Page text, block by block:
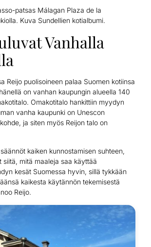
patsas Málagan Plaza de la
Kuva Sundellien kotialbumi.
Vanhalla
Reijo puolisoineen palaa Suomen kotiinsa
on vanhan kaupungin alueella 140
Omakotitalo hankittiin myydyn
vanha kaupunki on Unescon
ja siten myös Reijon talo on
kaiken kunnostamisen suhteen,
siitä, mitä maaleja saa käyttää
kesät Suomessa hyvin, sillä tykkään
kaikesta käytännön tekemisestä
Reijo.